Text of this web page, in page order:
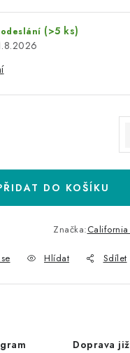
(>5 ks)
DO KOŠÍKU
Značka:
Hlídat Sdílet
Doprava